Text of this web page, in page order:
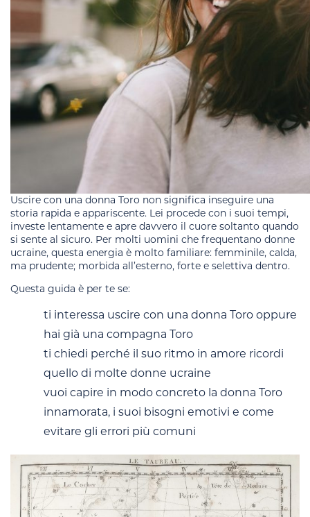
Uscire con una donna Toro non significa inseguire una
storia rapida e appariscente. Lei procede con i suoi tempi,
investe lentamente e apre davvero il cuore soltanto quando
si sente al sicuro. Per molti uomini che frequentano donne
ucraine, questa energia è molto familiare: femminile, calda,
ma prudente; morbida all’esterno, forte e selettiva dentro.
Questa guida è per te se:
ti interessa uscire con una donna Toro oppure
hai già una compagna Toro
ti chiedi perché il suo ritmo in amore ricordi
quello di molte donne ucraine
vuoi capire in modo concreto la donna Toro
innamorata, i suoi bisogni emotivi e come
evitare gli errori più comuni